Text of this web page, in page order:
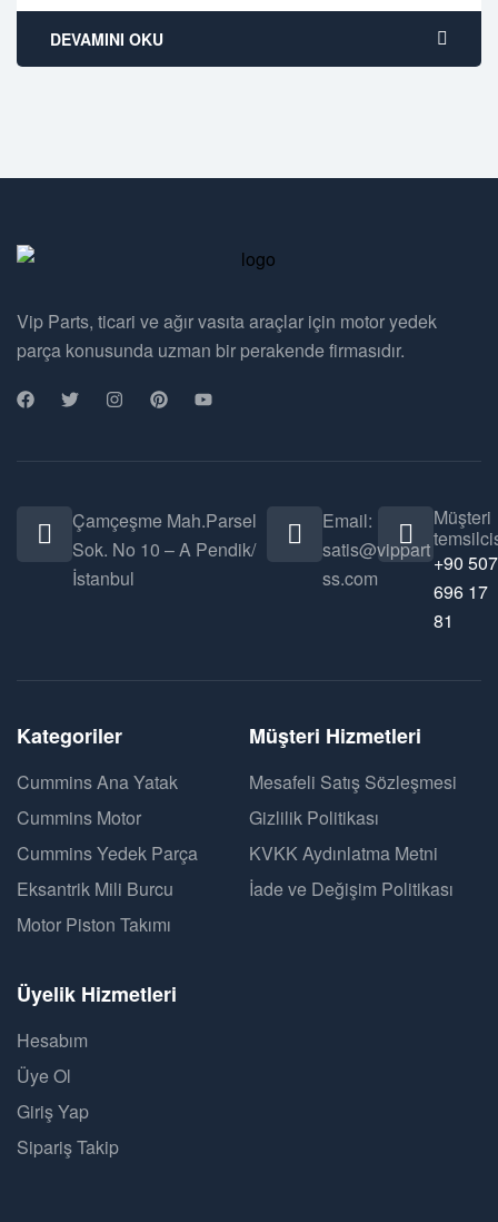
DEVAMINI OKU
Vip Parts, ticari ve ağır vasıta araçlar için motor yedek
parça konusunda uzman bir perakende firmasıdır.
Çamçeşme Mah.Parsel
Sok. No 10 – A Pendik/
İstanbul
Email:
satis@vippart
ss.com
Müşteri
+90 507
696 17
81
Kategoriler
Cummins Ana Yatak
Cummins Motor
Cummins Yedek Parça
Eksantrik Mili Burcu
Motor Piston Takımı
Müşteri Hizmetleri
Mesafeli Satış Sözleşmesi
Gizlilik Politikası
KVKK Aydınlatma Metni
İade ve Değişim Politikası
Üyelik Hizmetleri
Hesabım
Üye Ol
Giriş Yap
Sipariş Takip